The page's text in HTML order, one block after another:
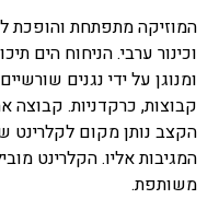
המוזיקה מתפתחת והופכת
וכינור ערבי. הניחוח הים
ומנוגן על ידי נגנים
קבוצות, כרקדניות. קבוצה
הקצב נותן מקום לקלרינט
המגיבות אליו. הקלרינט
משותפת.